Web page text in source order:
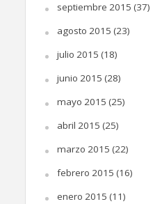
septiembre 2015 (37)
agosto 2015 (23)
julio 2015 (18)
junio 2015 (28)
mayo 2015 (25)
abril 2015 (25)
marzo 2015 (22)
febrero 2015 (16)
enero 2015 (11)